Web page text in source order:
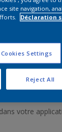
Trouver un
Ajouter au projet
votre
site navigation,
Déclaration
Cookies Settings
Reject All